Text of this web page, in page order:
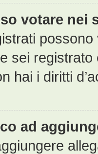
votare nei
sei
hai i diritti
ad